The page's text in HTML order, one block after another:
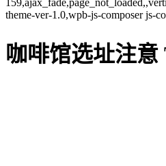
theme-ver-1.0,wpb-js-composer js-
咖啡馆选址注意